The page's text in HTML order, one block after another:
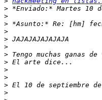
>
>
>
>
>
>
>
>
>
>
> El 10 de septiembre
>